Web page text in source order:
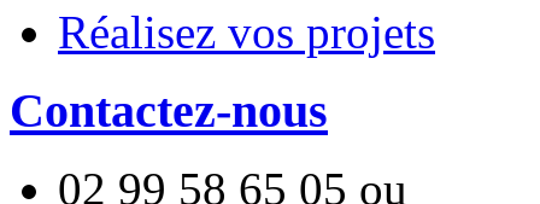
Réalisez vos projets
Contactez-nous
02 99 58 65 05 ou